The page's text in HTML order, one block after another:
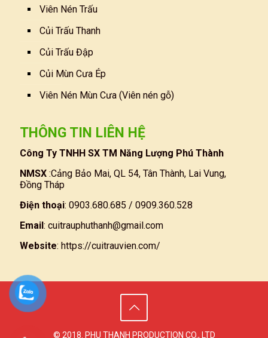
Viên Nén Trấu
Củi Trấu Thanh
Củi Trấu Đập
Củi Mùn Cưa Ép
Viên Nén Mùn Cưa (Viên nén gỗ)
THÔNG TIN LIÊN HỆ
Công Ty TNHH SX TM Năng Lượng Phú Thành
NMSX :Cảng Bảo Mai, QL 54, Tân Thành, Lai Vung,
Đồng Tháp
Điện thoại: 0903.680.685 / 0909.360.528
Email : cuitrauphuthanh@gmail.com
Website: https://cuitrauvien.com/
© 2018. PHU THANH PRODUCTION CO., LTD